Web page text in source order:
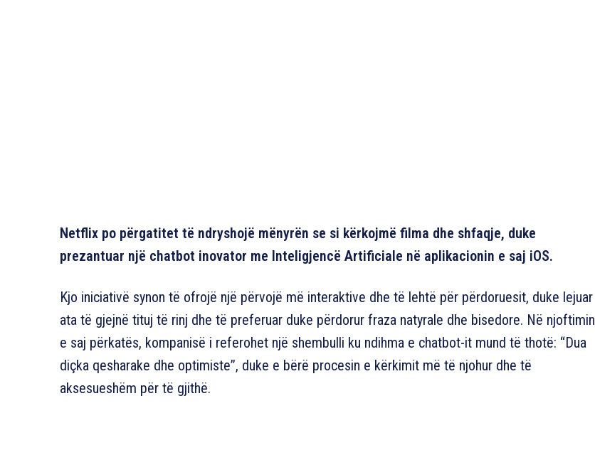
Netflix po përgatitet të ndryshojë mënyrën se si kërkojmë filma dhe shfaqje, duke
prezantuar një chatbot inovator me Inteligjencë Artificiale në aplikacionin e saj iOS.
Kjo iniciativë synon të ofrojë një përvojë më interaktive dhe të lehtë për përdoruesit, duke lejuar
ata të gjejnë tituj të rinj dhe të preferuar duke përdorur fraza natyrale dhe bisedore. Në njoftimin
e saj përkatës, kompanisë i referohet një shembulli ku ndihma e chatbot-it mund të thotë: “Dua
diçka qesharake dhe optimiste”, duke e bërë procesin e kërkimit më të njohur dhe të
aksesueshëm për të gjithë.